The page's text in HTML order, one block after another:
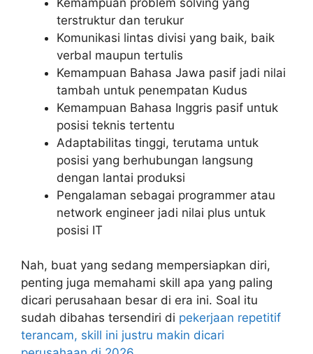
terstruktur dan terukur
Komunikasi lintas divisi yang baik, baik
verbal maupun tertulis
Kemampuan Bahasa Jawa pasif jadi nilai
tambah untuk penempatan Kudus
Kemampuan Bahasa Inggris pasif untuk
posisi teknis tertentu
Adaptabilitas tinggi, terutama untuk
posisi yang berhubungan langsung
dengan lantai produksi
Pengalaman sebagai programmer atau
network engineer jadi nilai plus untuk
posisi IT
Nah, buat yang sedang mempersiapkan diri,
penting juga memahami skill apa yang paling
dicari perusahaan besar di era ini. Soal itu
sudah dibahas tersendiri di pekerjaan repetitif
terancam, skill ini justru makin dicari